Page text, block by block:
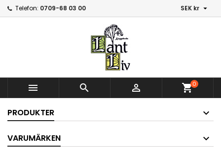
Telefon: 0709-68 03 00 SEK kr 
   shopping_cart0
PRODUKTER
VARUMÄRKEN